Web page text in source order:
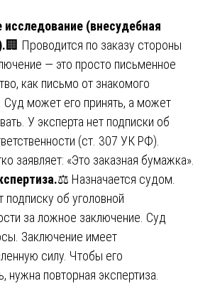
(внесудебная
🏢 Проводится по заказу стороны
— это просто письменное
как письмо от знакомого
может его принять, а может
У эксперта нет подписки об
(ст. 307 УК РФ).
заявляет: «Это заказная бумажка».
⚖️ Назначается судом.
подписку об уголовной
за ложное заключение. Суд
Заключение имеет
силу. Чтобы его
нужна повторная экспертиза.